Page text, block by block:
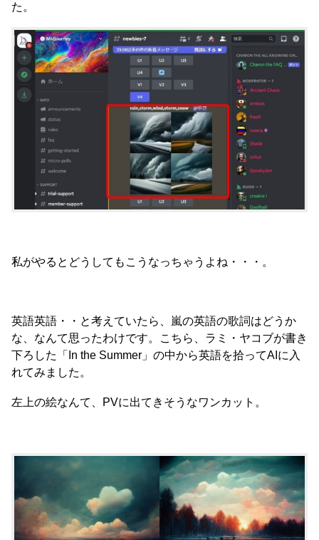
た。
私がやるとどうしてもこうなっちゃうよね・・・。
英語英語・・と考えていたら、嵐の英語の歌詞はどうか
な、なんて思ったわけです。こちら、ラミ・ヤコブが書き
下ろした「In the Summer」の中から英語を拾ってAIに入
れてみました。
左上の絵なんて、PVに出てきそうなワンカット。